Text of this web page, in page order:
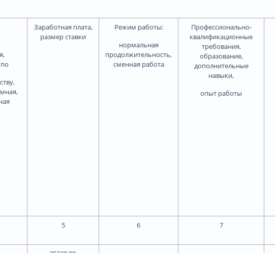
Заработная плата,
размер ставки
Режим работы:
нормальная
продолжительность,
сменная работа
Профессионально-
квалификационные
требования,
образование,
дополнительные
навыки,
опыт работы
5 6 7